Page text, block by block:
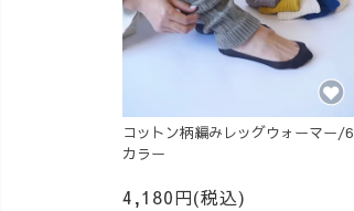
コットン柄編みレッグウォーマー/6
カラー
4,180円(税込)